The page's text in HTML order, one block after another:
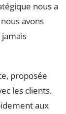
nous a
avons
proposée
les clients.
aux